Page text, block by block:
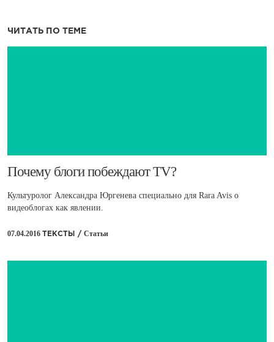
ЧИТАТЬ ПО ТЕМЕ
​Почему блоги побеждают TV?
Культуролог Александра Юргенева специально для Rara Avis о
видеоблогах как явлении.
07.04.2016 ТЕКСТЫ / Статьи